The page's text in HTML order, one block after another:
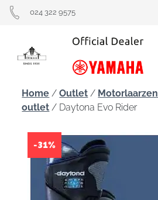
024 322 9575
Home /Outlet / Motorlaarzen
outlet / Daytona Evo Rider
-31%